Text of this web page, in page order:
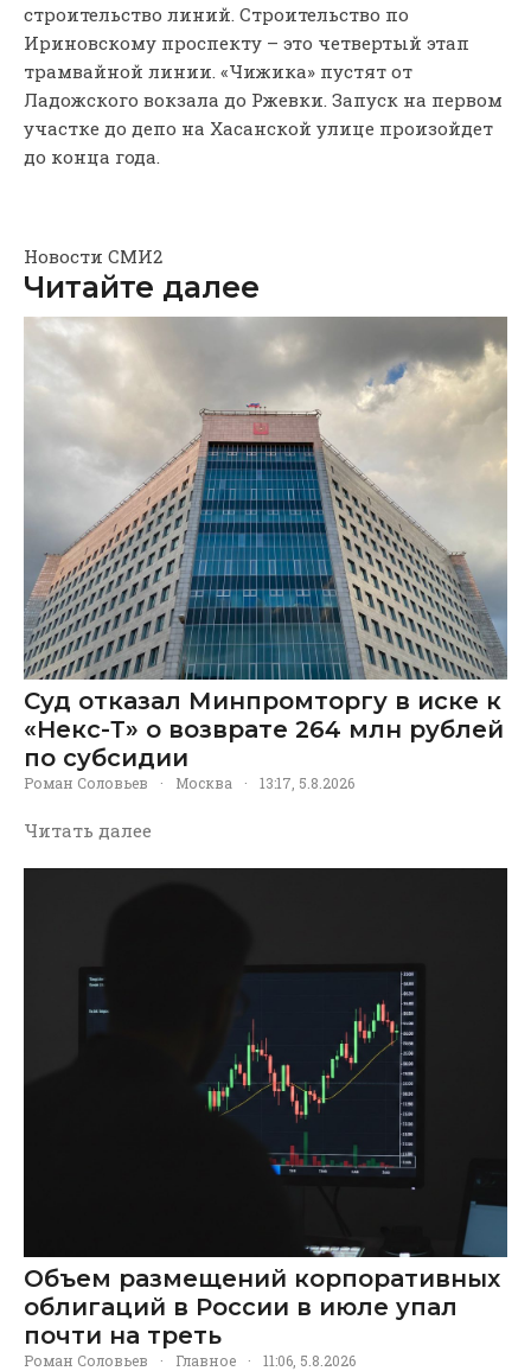
строительство линий. Строительство по
Ириновскому проспекту – это четвертый этап
трамвайной линии. «Чижика» пустят от
Ладожского вокзала до Ржевки. Запуск на первом
участке до депо на Хасанской улице произойдет
до конца года.
Новости СМИ2
Читайте далее
Суд отказал Минпромторгу в иске к
«Некс-Т» о возврате 264 млн рублей
по субсидии
Роман Соловьев · Москва · 13:17, 5.8.2026
Читать далее
Объем размещений корпоративных
облигаций в России в июле упал
почти на треть
Роман Соловьев · Главное · 11:06, 5.8.2026